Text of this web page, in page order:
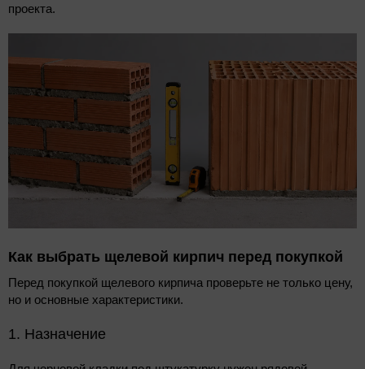
проекта.
Как выбрать щелевой кирпич перед покупкой
Перед покупкой щелевого кирпича проверьте не только цену,
но и основные характеристики.
1. Назначение